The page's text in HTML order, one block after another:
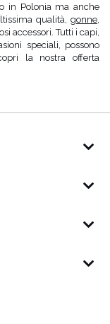
in Polonia ma anche
qualità, gonne
accessori. Tutti i capi,
speciali, possono
la nostra offerta